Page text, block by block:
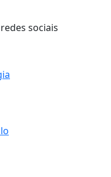
sociais